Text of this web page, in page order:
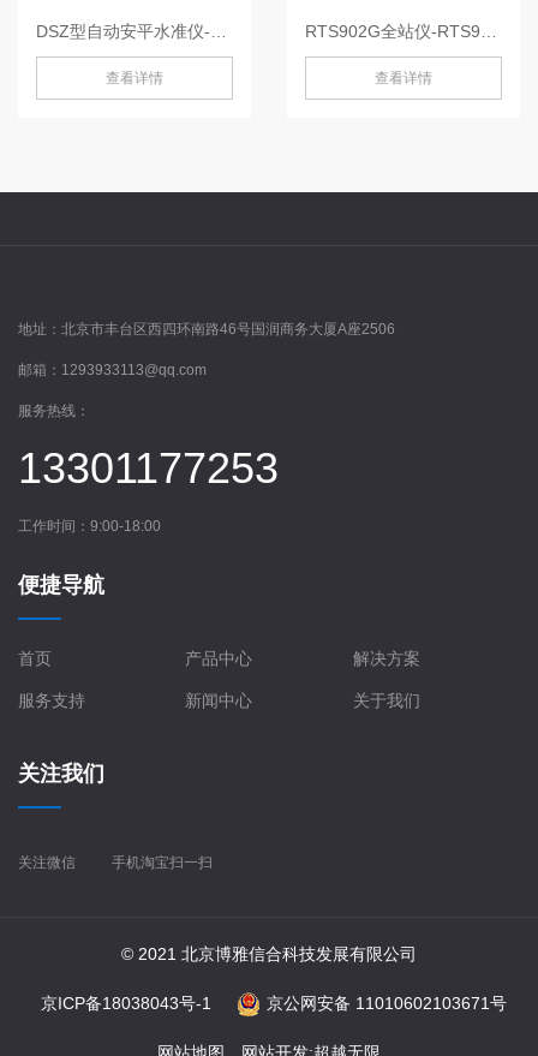
查看详情 查看详情
地址： 北京市丰台区西四环南路46号国润商务大厦A座2506
邮箱： 1293933113@qq.com
服务热线：
13301177253
工作时间：9:00-18:00
便捷导航
首页 产品中心 解决方案
服务支持 新闻中心 关于我们
关注我们
关注微信 手机淘宝扫一扫
© 2021 北京博雅信合科技发展有限公司
京ICP备18038043号-1 京公网安备 11010602103671号